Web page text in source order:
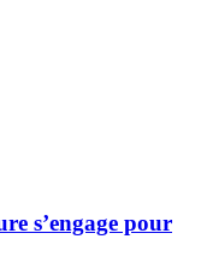
s’engage pour